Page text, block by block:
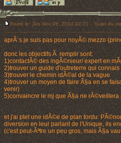
Posté le: Jeu Nov 06, 2014 22:21 Sujet du
aprÃ¨s je suis pas pour noyÃ© mezzo
donc les objectifs Ã remplir sont:
1)contactÃ© des ingÃ©nieur/ expert en
2)trouver un guide d'outreterre qui
3)trouver le chemin idÃ©al de la vague
4)trouver un moyen de faire Ã§a en se
venir)
5)convaincre le mj que Ã§a ne rÃ©veillera
et j'ai ptet une idÃ©e de plan tordu:
diversion en leur parlant de l'Unique, ils
(c'est peut-Ãªtre un peu gros, mais Ã§a